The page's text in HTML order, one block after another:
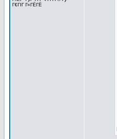
Г€ГІГ Г«ГЁГЁ